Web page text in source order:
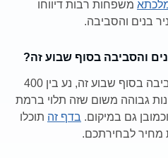
משפחות רבות דיווחו
בנים והסביבה.
והסביבה בסוף שבוע זה?
המחיר לצימר בניר בנים והסביבה בסוף שבוע זה, נע בין 400
יש שונות גבוהה משום שזה תלוי ברמת
גם במיקום. בדף זה תוכלו
מחיר לבחירתכם.